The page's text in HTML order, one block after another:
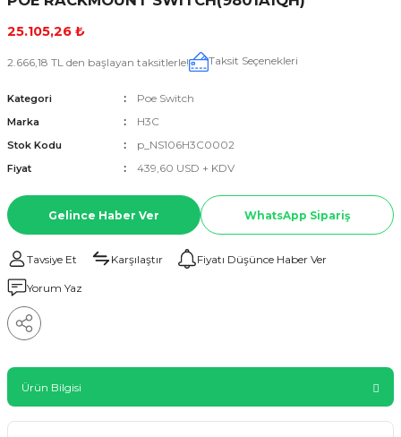
25.105,26 ₺
2.666,18 TL den başlayan taksitlerle! Taksit Seçenekleri
Kategori Poe Switch
Marka H3C
Stok Kodu p_NS106H3C0002
Fiyat 439,60 USD + KDV
Gelince Haber Ver WhatsApp Sipariş
Tavsiye Et Karşılaştır Fiyatı Düşünce Haber Ver
Yorum Yaz
Ürün Bilgisi